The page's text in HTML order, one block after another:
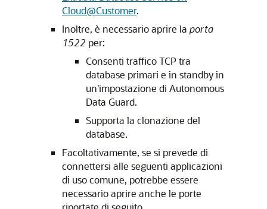
Cloud@Customer.
Inoltre, è necessario aprire la porta
1522 per:
Consenti traffico TCP tra
database primari e in standby in
un'impostazione di Autonomous
Data Guard.
Supporta la clonazione del
database.
Facoltativamente, se si prevede di
connettersi alle seguenti applicazioni
di uso comune, potrebbe essere
necessario aprire anche le porte